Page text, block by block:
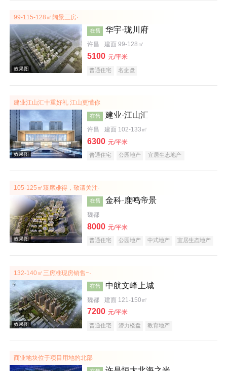
效果图
实景图
99-115-128㎡阔景三房·
效果图
在售 华宇·珑川府
许昌 建面 99-128㎡
5100 元/平米
普通住宅 名企盘
建业江山汇十重好礼 江山更懂你
在售 建业·江山汇
许昌 建面 102-133㎡
6300 元/平米
普通住宅 公园地产 宜居生态地产
105-125㎡臻席难得，敬请关注·
在售 金科·鹿鸣帝景
魏都
8000 元/平米
普通住宅 公园地产 中式地产
宜居生态地产
132-140㎡三房准现房销售~·
在售 中航文峰上城
魏都 建面 121-150㎡
7200 元/平米
普通住宅 潜力楼盘 教育地产
商业地块位于项目用地的北部